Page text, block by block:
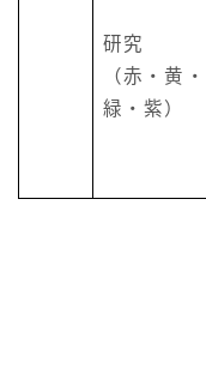
研究
（赤・黄・
緑・紫）